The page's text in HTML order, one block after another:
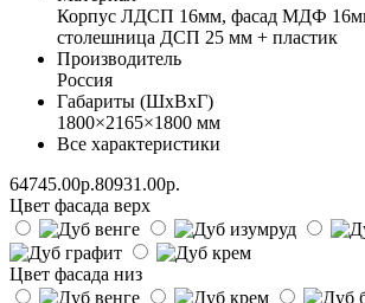
Корпус ЛДСП 16мм, фасад МДФ
столешница ДСП 25 мм + пластик
Производитель
Россия
Габариты (ШхВхГ)
1800×2165×1800 мм
Все характеристики
64745.00р.80931.00р.
Цвет фасада верх
Цвет фасада низ